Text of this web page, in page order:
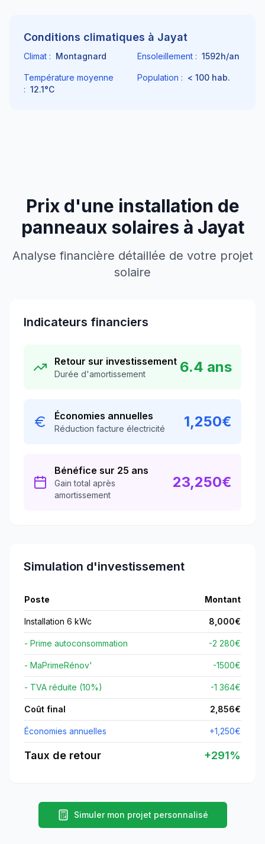
Conditions climatiques à Jayat
Climat : Montagnard Ensoleillement : 1592h/an
Température moyenne
: 12.1°C
Population : < 100 hab.
Prix d'une installation de
panneaux solaires à Jayat
Analyse financière détaillée de votre projet
solaire
Indicateurs financiers
Retour sur investissement
Durée d'amortissement 6.4 ans
Économies annuelles
Réduction facture électricité 1,250€
Bénéfice sur 25 ans
Gain total après
amortissement
23,250€
Simulation d'investissement
Poste Montant
Installation 6 kWc 8,000€
- Prime autoconsommation -2 280€
- MaPrimeRénov' -1500€
- TVA réduite (10%) -1 364€
Coût final 2,856€
Économies annuelles +1,250€
Taux de retour +291%
Simuler mon projet personnalisé